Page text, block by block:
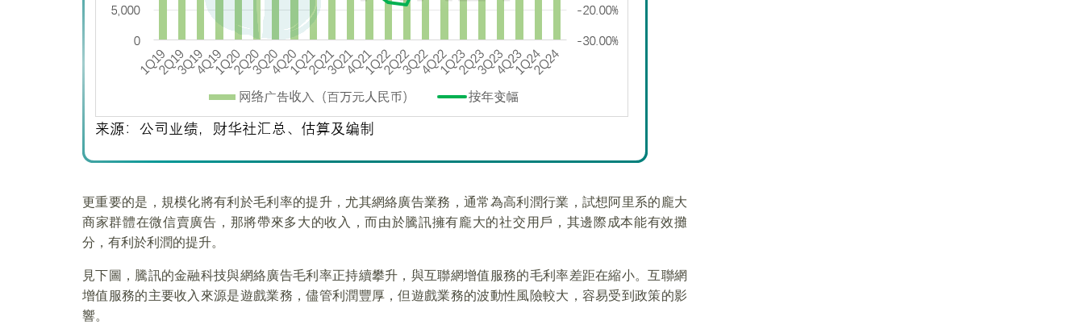
更重要的是，規模化將有利於毛利率的提升，尤其網絡廣告業務，通常為高利潤行業，試想阿里系的龐大
商家群體在微信賣廣告，那將帶來多大的收入，而由於騰訊擁有龐大的社交用戶，其邊際成本能有效攤
分，有利於利潤的提升。
見下圖，騰訊的金融科技與網絡廣告毛利率正持續攀升，與互聯網增值服務的毛利率差距在縮小。互聯網
增值服務的主要收入來源是遊戲業務，儘管利潤豐厚，但遊戲業務的波動性風險較大，容易受到政策的影
響。